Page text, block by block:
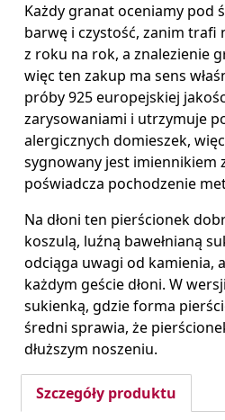
Każdy granat oceniamy pod
barwę i czystość, zanim trafi
z roku na rok, a znalezienie
więc ten zakup ma sens
próby 925 europejskiej
zarysowaniami i utrzymuje
alergicznych domieszek,
sygnowany jest imiennikiem
poświadcza pochodzenie
Na dłoni ten pierścionek
koszulą, luźną bawełnianą
odciąga uwagi od kamienia,
każdym geście dłoni. W
sukienką, gdzie forma
średni sprawia, że
dłuższym noszeniu.
Szczegóły produktu